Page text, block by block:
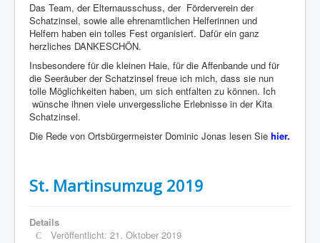
Das Team, der Elternausschuss, der Förderverein der
Schatzinsel, sowie alle ehrenamtlichen Helferinnen und
Helfern haben ein tolles Fest organisiert. Dafür ein ganz
herzliches DANKESCHÖN.
Insbesondere für die kleinen Haie, für die Affenbande und für
die Seeräuber der Schatzinsel freue ich mich, dass sie nun
tolle Möglichkeiten haben, um sich entfalten zu können. Ich
wünsche ihnen viele unvergessliche Erlebnisse in der Kita
Schatzinsel.
Die Rede von Ortsbürgermeister Dominic Jonas lesen Sie hier.
St. Martinsumzug 2019
Details
Veröffentlicht: 21. Oktober 2019